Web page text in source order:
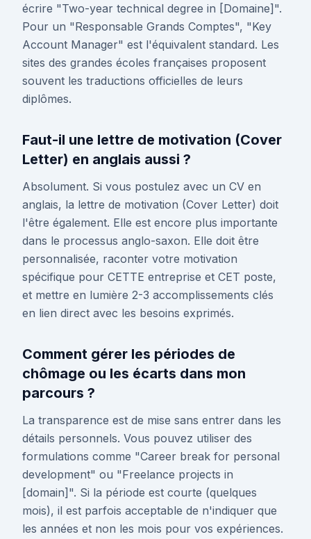
écrire "Two-year technical degree in [Domaine]".
Pour un "Responsable Grands Comptes", "Key
Account Manager" est l'équivalent standard. Les
sites des grandes écoles françaises proposent
souvent les traductions officielles de leurs
diplômes.
Faut-il une lettre de motivation (Cover
Letter) en anglais aussi ?
Absolument. Si vous postulez avec un CV en
anglais, la lettre de motivation (Cover Letter) doit
l'être également. Elle est encore plus importante
dans le processus anglo-saxon. Elle doit être
personnalisée, raconter votre motivation
spécifique pour CETTE entreprise et CET poste,
et mettre en lumière 2-3 accomplissements clés
en lien direct avec les besoins exprimés.
Comment gérer les périodes de
chômage ou les écarts dans mon
parcours ?
La transparence est de mise sans entrer dans les
détails personnels. Vous pouvez utiliser des
formulations comme "Career break for personal
development" ou "Freelance projects in
[domain]". Si la période est courte (quelques
mois), il est parfois acceptable de n'indiquer que
les années et non les mois pour vos expériences.